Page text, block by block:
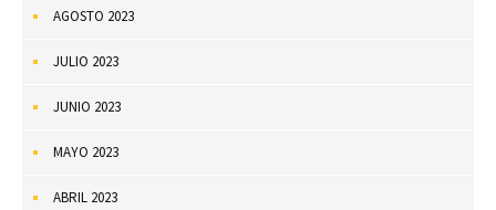
AGOSTO 2023
JULIO 2023
JUNIO 2023
MAYO 2023
ABRIL 2023